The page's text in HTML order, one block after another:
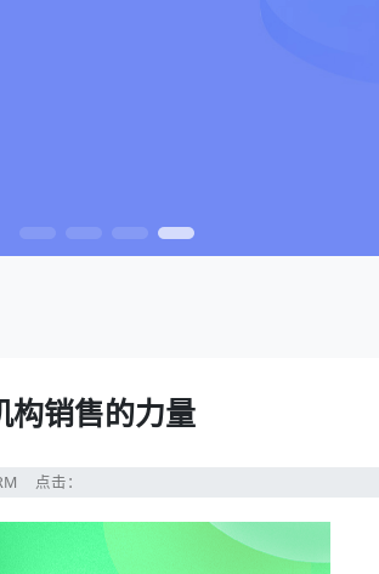
销售的力量
点击：